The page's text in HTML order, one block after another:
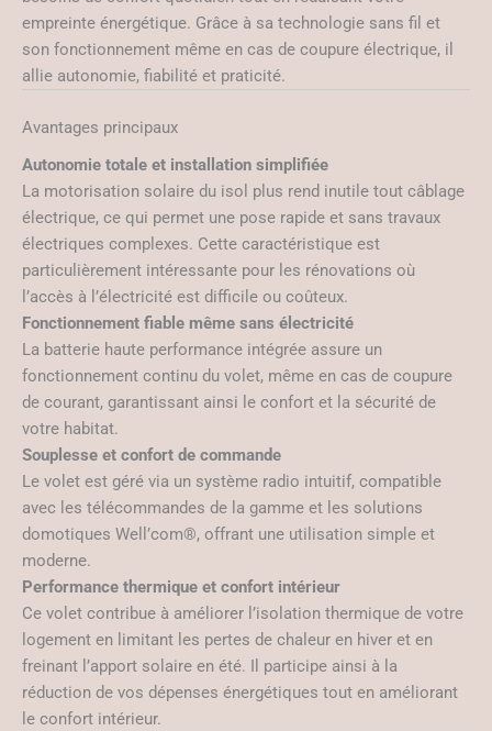
empreinte énergétique. Grâce à sa technologie sans fil et
son fonctionnement même en cas de coupure électrique, il
allie autonomie, fiabilité et praticité.
Avantages principaux
Autonomie totale et installation simplifiée
La motorisation solaire du isol plus rend inutile tout câblage
électrique, ce qui permet une pose rapide et sans travaux
électriques complexes. Cette caractéristique est
particulièrement intéressante pour les rénovations où
l’accès à l’électricité est difficile ou coûteux.
Fonctionnement fiable même sans électricité
La batterie haute performance intégrée assure un
fonctionnement continu du volet, même en cas de coupure
de courant, garantissant ainsi le confort et la sécurité de
votre habitat.
Souplesse et confort de commande
Le volet est géré via un système radio intuitif, compatible
avec les télécommandes de la gamme et les solutions
domotiques Well’com®, offrant une utilisation simple et
moderne.
Performance thermique et confort intérieur
Ce volet contribue à améliorer l’isolation thermique de votre
logement en limitant les pertes de chaleur en hiver et en
freinant l’apport solaire en été. Il participe ainsi à la
réduction de vos dépenses énergétiques tout en améliorant
le confort intérieur.